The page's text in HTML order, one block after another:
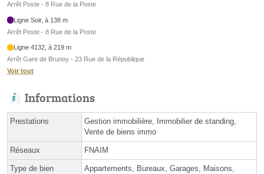
Arrêt Poste - 8 Rue de la Poste
Ligne Soir, à 138 m
Arrêt Poste - 8 Rue de la Poste
Ligne 4132, à 219 m
Arrêt Gare de Brunoy - 23 Rue de la République
Voir tout
Informations
Prestations
Gestion immobilière, Immobilier de standing,
Vente de biens immo
Réseaux FNAIM
Type de bien
Appartements, Bureaux, Garages, Maisons,